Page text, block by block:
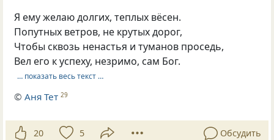
Я ему желаю долгих, теплых вёсен.
Попутных ветров, не крутых дорог,
Чтобы сквозь ненастья и туманов проседь,
Вел его к успеху, незримо, сам Бог.
… показать весь текст …
©Аня Тет 29
20 5 Обсудить